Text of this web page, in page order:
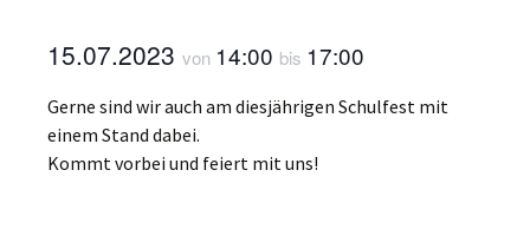
15.07.2023 von 14:00 bis 17:00
Gerne sind wir auch am diesjährigen Schulfest mit
einem Stand dabei.
Kommt vorbei und feiert mit uns!